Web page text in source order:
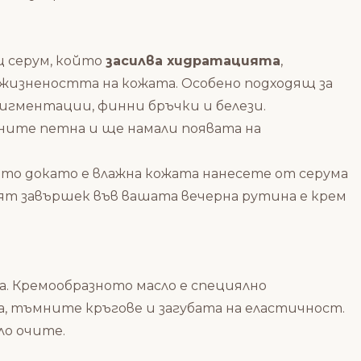
който засилва хидратацията,
на кожата. Особено подходящ за
финни бръчки и белези.
петна и ще намали появата на
докато е влажна кожата нанесете от серума
завършек във вашата вечерна рутина е крем
Кремообразното масло е специялно
тъмните кръгове и загубата на еластичност.
очите.